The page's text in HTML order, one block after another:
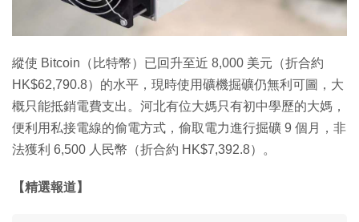
縱使 Bitcoin（比特幣）已回升至近 8,000 美元（折合約
HK$62,790.8）的水平，現時使用礦機掘礦仍無利可圖，大
概只能抵銷電費支出。河北有位大媽只有初中學歷的大媽，
便利用私接電線的偷電方式，偷取電力進行掘礦 9 個月，非
法獲利 6,500 人民幣（折合約 HK$7,392.8）。
【精選報道】